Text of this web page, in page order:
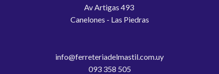
Av Artigas 493
Canelones - Las Piedras
info@ferreteriadelmastil.com.uy
093 358 505